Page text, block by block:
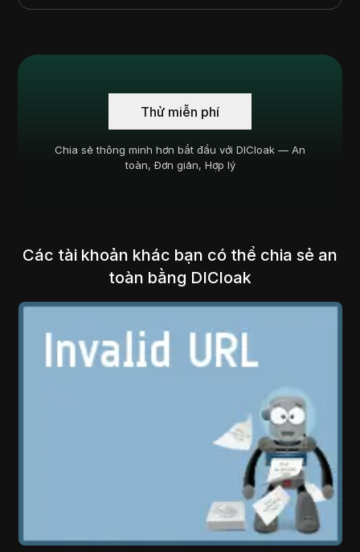
Thử miễn phí
Chia sẻ thông minh hơn bắt đầu với DICloak — An
toàn, Đơn giản, Hợp lý
Các tài khoản khác bạn có thể chia sẻ an
toàn bằng DICloak